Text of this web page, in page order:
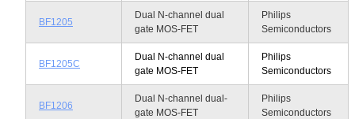
BF1205
Dual N-channel dual
gate MOS-FET
Philips
Semiconductors
BF1205C
Dual N-channel dual
gate MOS-FET
Philips
Semiconductors
BF1206
Dual N-channel dual-
gate MOS-FET
Philips
Semiconductors